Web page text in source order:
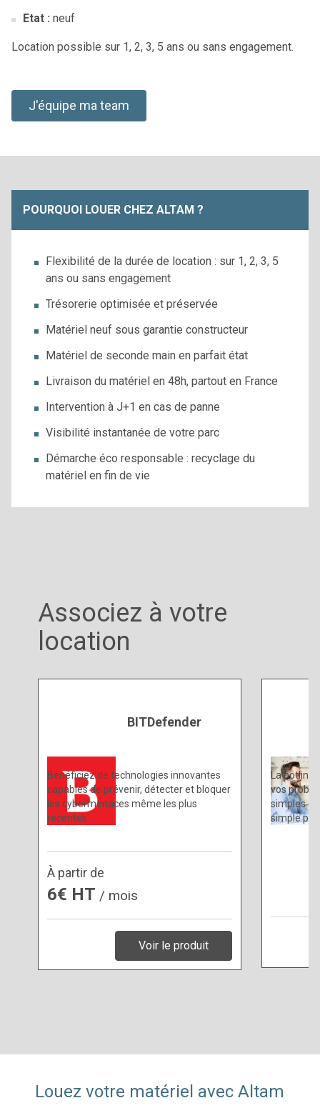
Etat : neuf
Location possible sur 1, 2, 3, 5 ans ou sans engagement.
J'équipe ma team
POURQUOI LOUER CHEZ ALTAM ?
Flexibilité de la durée de location : sur 1, 2, 3, 5
ans ou sans engagement
Trésorerie optimisée et préservée
Matériel neuf sous garantie constructeur
Matériel de seconde main en parfait état
Livraison du matériel en 48h, partout en France
Intervention à J+1 en cas de panne
Visibilité instantanée de votre parc
Démarche éco responsable : recyclage du
matériel en fin de vie
Associez à votre
location
BITDefender
Bénéficiez de technologies innovantes
capables de prévenir, détecter et bloquer
les cybermenaces même les plus
récentes.
À partir de
6€ HT / mois
Voir le produit
La hotline
vos
simples ou
simple
Louez votre matériel avec Altam